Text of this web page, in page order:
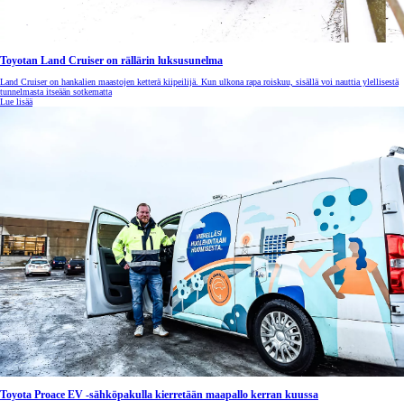
Toyotan Land Cruiser on rällärin luksusunelma
Land Cruiser on hankalien maastojen ketterä kiipeilijä. Kun ulkona rapa roiskuu, sisällä voi nauttia ylellisestä
tunnelmasta itseään sotkematta
Lue lisää
Toyota Proace EV -sähköpakulla kierretään maapallo kerran kuussa